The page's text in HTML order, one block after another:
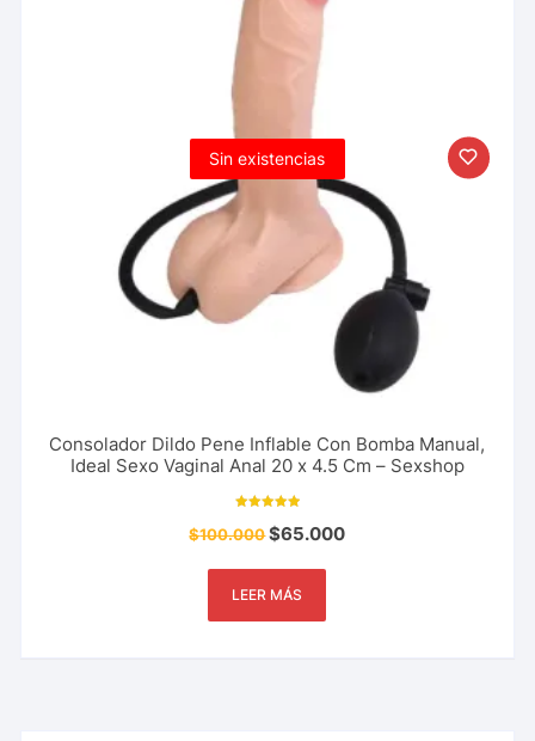
Sin existencias
Consolador Dildo Pene Inflable Con Bomba Manual,
Ideal Sexo Vaginal Anal 20 x 4.5 Cm – Sexshop
5.00
de 5
$100.000$65.000
LEER MÁS